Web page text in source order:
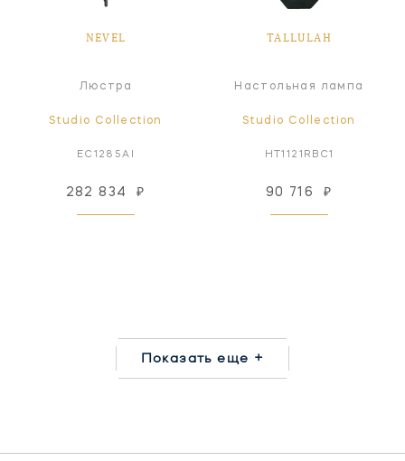
NEVEL
Люстра
Studio Collection
EC1285AI
282 834 ₽
TALLULAH
Настольная лампа
Studio Collection
HT1121RBC1
90 716 ₽
Показать еще +